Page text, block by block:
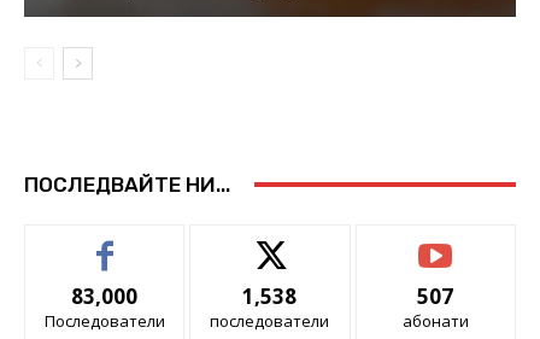
ПОСЛЕДВАЙТЕ НИ...
83,000
Последователи
1,538
последователи
507
абонати